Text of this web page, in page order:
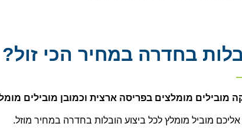
בחדרה במחיר הכי זול?
מובילים מומלצים בפריסה ארצית וכמובן מובילים
מוביל מומלץ לכל ביצוע הובלות בחדרה במחיר מוזל.